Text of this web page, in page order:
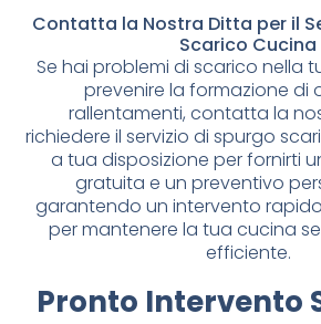
Contatta la Nostra Ditta per il
Scarico Cucina
Se hai problemi di scarico nella
prevenire la formazione di
rallentamenti, contatta la
richiedere il servizio di spurgo
a tua disposizione per fornirti
gratuita e un preventivo
garantendo un intervento
per mantenere la tua cucina
efficiente.
Pronto Intervento